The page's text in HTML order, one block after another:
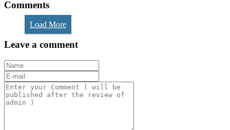
Comments
Load More
Leave a comment